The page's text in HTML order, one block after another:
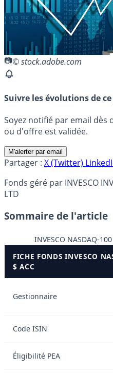
© stock.adobe.com
Suivre les évolutions de
Soyez notifié par email
ou d'offre est validée.
M'alerter par email
Partager : X (Twitter)
Fonds géré par INVESCO
LTD
Sommaire de l'article
INVESCO NASDAQ-
FICHE FONDS INVESCO
$ ACC
Gestionnaire
Code ISIN
Éligibilité PEA